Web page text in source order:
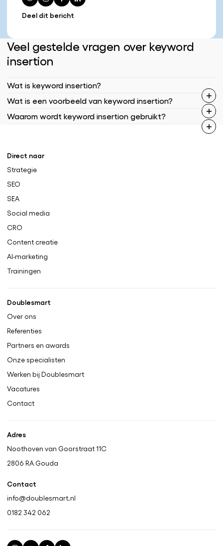
Deel dit bericht
Veel gestelde vragen over keyword
insertion
Wat is keyword insertion?
Wat is een voorbeeld van keyword insertion?
Waarom wordt keyword insertion gebruikt?
Direct naar
Strategie
SEO
SEA
Social media
CRO
Content creatie
AI-marketing
Trainingen
Doublesmart
Over ons
Referenties
Partners en awards
Onze specialisten
Werken bij Doublesmart
Vacatures
Contact
Adres
Noothoven van Goorstraat 11C
2806 RA Gouda
Contact
info@doublesmart.nl
0182 342 062